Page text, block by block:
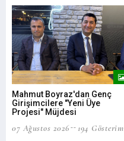
Mahmut Boyraz'dan Genç
Girişimcilere "Yeni Üye
Projesi" Müjdesi
07 Ağustos 2026 194 Gösterim